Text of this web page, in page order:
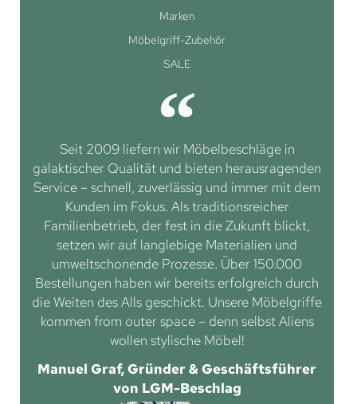
Marken
Möbelgriff-Zubehör
SALE
Seit 2009 liefern wir Möbelbeschläge in
galaktischer Qualität und bieten herausragenden
Service – schnell, zuverlässig und immer mit dem
Kunden im Fokus. Als traditionsreicher
Familienbetrieb, der fest in die Zukunft blickt,
setzen wir auf langlebige Materialien und
umweltschonende Prozesse. Über 150.000
Bestellungen haben wir bereits erfolgreich durch
die Weiten des Alls geschickt. Unsere Möbelgriffe
kommen from outer space – denn selbst Aliens
wollen stylische Möbel!
Manuel Graf, Gründer & Geschäftsführer
von LGM-Beschlag